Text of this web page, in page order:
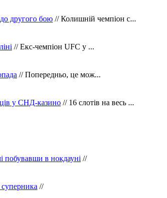
другого бою // Колишній чемпіон с...
// Екс-чемпіон UFC у ...
// Попередньо, це мож...
у СНД-казино // 16 слотів на весь ...
побувавши в нокдауні //
//